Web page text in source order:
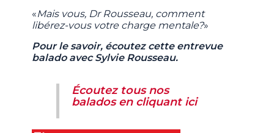
«Mais vous, Dr Rousseau, comment
libérez-vous votre charge mentale?»
Pour le savoir, écoutez cette entrevue
balado avec Sylvie Rousseau.
Écoutez tous nos
balados en cliquant ici